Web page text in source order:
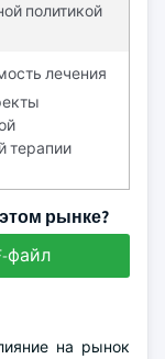
политикой
лечения
терапии
рынке?
файл
на рынок